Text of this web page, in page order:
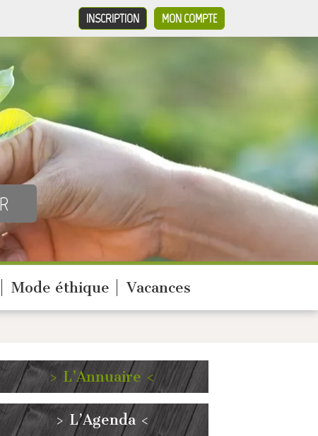
MON COMPTE
INSCRIPTION
Mode éthique Vacances
> L’Annuaire <
> L’Agenda <